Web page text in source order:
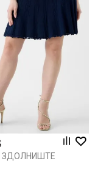
ЗДОЛНИШТЕ